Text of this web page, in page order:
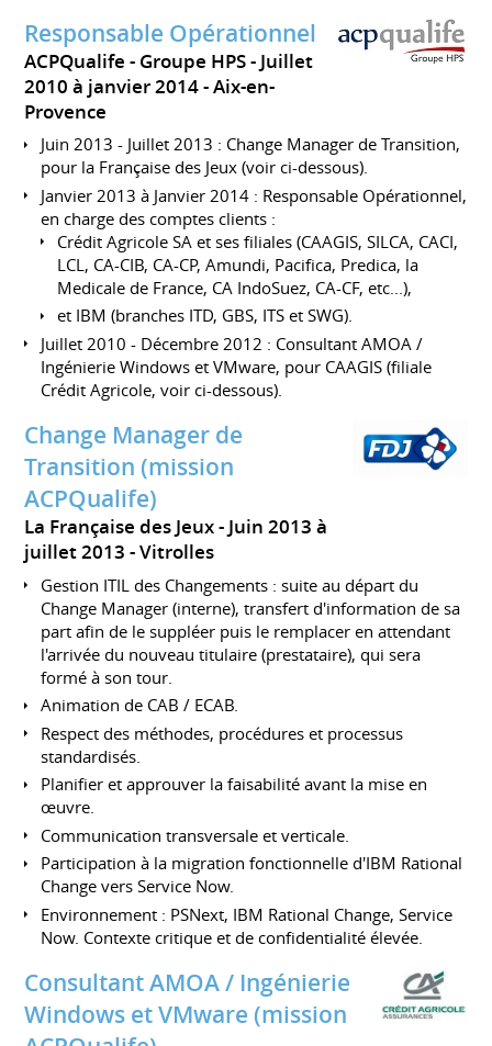
Responsable Opérationnel
ACPQualife - Groupe HPS
Juillet
2010 à janvier 2014 Aix-en-
Provence
Juin 2013 - Juillet 2013 : Change Manager de Transition,
pour la Française des Jeux (voir ci-dessous).
Janvier 2013 à Janvier 2014 : Responsable Opérationnel,
en charge des comptes clients :
Crédit Agricole SA et ses filiales (CAAGIS, SILCA, CACI,
LCL, CA-CIB, CA-CP, Amundi, Pacifica, Predica, la
Medicale de France, CA IndoSuez, CA-CF, etc...),
et IBM (branches ITD, GBS, ITS et SWG).
Juillet 2010 - Décembre 2012 : Consultant AMOA /
Ingénierie Windows et VMware, pour CAAGIS (filiale
Crédit Agricole, voir ci-dessous).
Change Manager de
Transition (mission
ACPQualife)
La Française des Jeux
Juin 2013 à
juillet 2013 Vitrolles
Gestion ITIL des Changements : suite au départ du
Change Manager (interne), transfert d'information de sa
part afin de le suppléer puis le remplacer en attendant
l'arrivée du nouveau titulaire (prestataire), qui sera
formé à son tour.
Animation de CAB / ECAB.
Respect des méthodes, procédures et processus
standardisés.
Planifier et approuver la faisabilité avant la mise en
œuvre.
Communication transversale et verticale.
Participation à la migration fonctionnelle d'IBM Rational
Change vers Service Now.
Environnement : PSNext, IBM Rational Change, Service
Now. Contexte critique et de confidentialité élevée.
Consultant AMOA / Ingénierie
Windows et VMware (mission